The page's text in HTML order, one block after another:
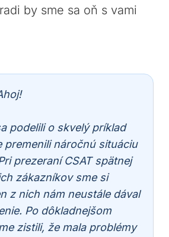
by sme sa oň s vami
podelili o skvelý príklad
premenili náročnú situáciu
prezeraní CSAT spätnej
zákazníkov sme si
z nich nám neustále dával
Po dôkladnejšom
zistili, že mala problémy